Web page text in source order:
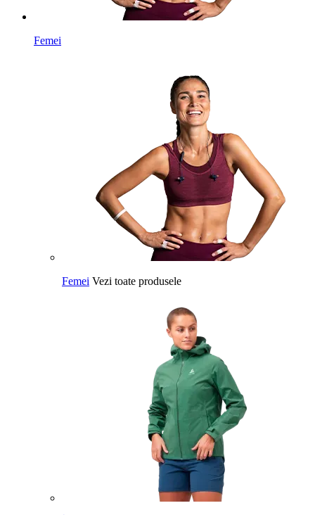
Femei
Femei Vezi toate produsele